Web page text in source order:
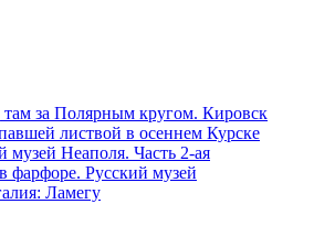
за Полярным кругом. Кировск
листвой в осеннем Курске
музей Неаполя. Часть 2-ая
фарфоре. Русский музей
Ламегу